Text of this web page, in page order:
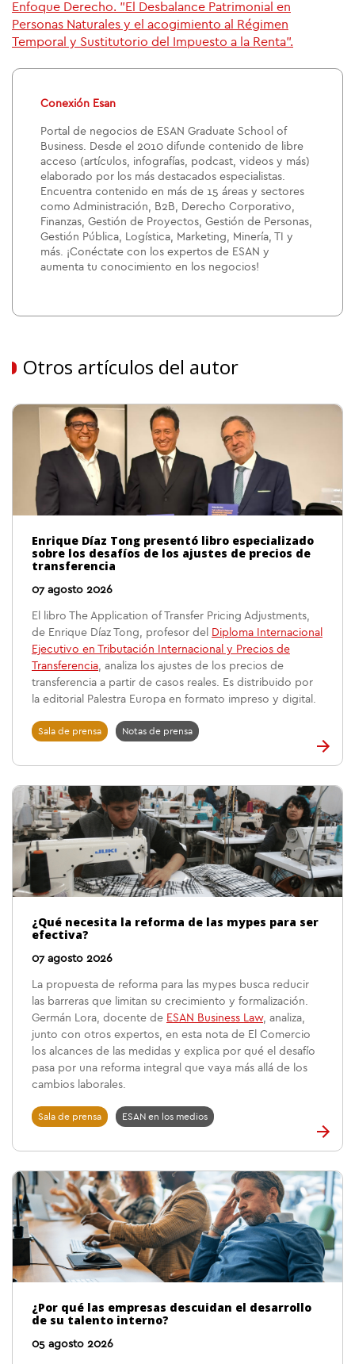
Enfoque Derecho. "El Desbalance Patrimonial en
Personas Naturales y el acogimiento al Régimen
Temporal y Sustitutorio del Impuesto a la Renta".
Conexión Esan
Portal de negocios de ESAN Graduate School of
Business. Desde el 2010 difunde contenido de libre
acceso (artículos, infografías, podcast, videos y más)
elaborado por los más destacados especialistas.
Encuentra contenido en más de 15 áreas y sectores
como Administración, B2B, Derecho Corporativo,
Finanzas, Gestión de Proyectos, Gestión de Personas,
Gestión Pública, Logística, Marketing, Minería, TI y
más. ¡Conéctate con los expertos de ESAN y
aumenta tu conocimiento en los negocios!
Otros artículos del autor
Enrique Díaz Tong presentó libro especializado
sobre los desafíos de los ajustes de precios de
transferencia
07 agosto 2026
El libro The Application of Transfer Pricing Adjustments,
de Enrique Díaz Tong, profesor del
Diploma Internacional
Ejecutivo en Tributación Internacional y Precios de
Transferencia, analiza los ajustes de los precios de
transferencia a partir de casos reales. Es distribuido por
la editorial Palestra Europa en formato impreso y digital.
Sala de prensa Notas de prensa
¿Qué necesita la reforma de las mypes para ser
efectiva?
07 agosto 2026
La propuesta de reforma para las mypes busca reducir
las barreras que limitan su crecimiento y formalización.
Germán Lora, docente de ESAN Business Law, analiza,
junto con otros expertos, en esta nota de El Comercio
los alcances de las medidas y explica por qué el desafío
pasa por una reforma integral que vaya más allá de los
cambios laborales.
Sala de prensa ESAN en los medios
¿Por qué las empresas descuidan el desarrollo
de su talento interno?
05 agosto 2026